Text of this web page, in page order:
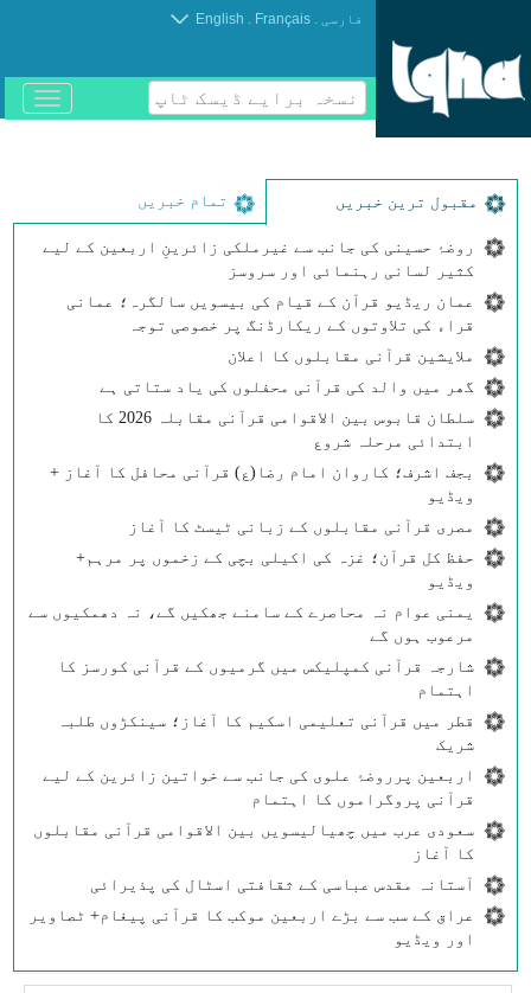
فارسی .
Français
.
English
نسخہ برایے ڈیسک ٹاپ
باز
و
مقبول ترین خبریں تمام خبریں
روضۂ حسینی کی جانب سے غیرملکی زائرینِ اربعین کے لیے
کثیر لسانی رہنمائی اور سروسز
عمان ریڈیو قرآن کے قیام کی بیسویں سالگرہ؛ عمانی
قراء کی تلاوتوں کے ریکارڈنگ پر خصوصی توجہ
ملایشین قرآنی مقابلوں کا اعلان
گھر میں والد کی قرآنی محفلوں کی یاد ستاتی ہے
سلطان قابوس بین الاقوامی قرآنی مقابلہ 2026 کا
ابتدائی مرحلہ شروع
بجف اشرف؛ کاروان امام رضا(ع) قرآنی محافل کا آغاز +
ویڈیو
مصری قرآنی مقابلوں کے زبانی ٹیسٹ کا آغاز
حفظ کل قرآن؛ غزہ کی اکیلی بچی کے زخموں پر مرہم+
ویڈیو
یمنی عوام نہ محاصرے کے سامنے جھکیں گے، نہ دھمکیوں سے
مرعوب ہوں گے
شارجہ قرآنی کمپلیکس میں گرمیوں کے قرآنی کورسز کا
اہتمام
قطر میں قرآنی تعلیمی اسکیم کا آغاز؛ سینکڑوں طلبہ
شریک
اربعین پرروضۂ علوی کی جانب سے خواتین زائرین کے لیے
قرآنی پروگراموں کا اہتمام
سعودی عرب میں چھیالیسویں بین الاقوامی قرآنی مقابلوں
کا آغاز
آستانہ مقدس عباسی کے ثقافتی اسٹال کی پذیرائی
عراق کے سب سے بڑے اربعین موکب کا قرآنی پیغام+ ٹصاویر
اور ویڈیو